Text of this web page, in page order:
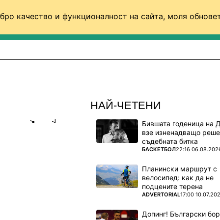
качество и функционалност на сайта, моля
НАЙ-ЧЕТЕНИ
Бившата годеница на
взе изненадващо
съдебната битка
ПОВЕЧЕ ОТ
БАСКЕТБОЛ22:16
Планински маршрут с
велосипед: как да не
подцените терена
ПОВЕЧЕ ОТ
ADVERTORIAL17:00
Допинг! Български